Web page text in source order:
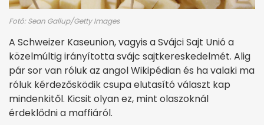
Fotó: Sean Gallup/Getty Images
A Schweizer Kaseunion, vagyis a Svájci Sajt Unió a
közelmúltig irányította svájc sajtkereskedelmét. Alig
pár sor van róluk az angol Wikipédian és ha valaki ma
róluk kérdezősködik csupa elutasító választ kap
mindenkitől. Kicsit olyan ez, mint olaszoknál
érdeklődni a maffiáról.